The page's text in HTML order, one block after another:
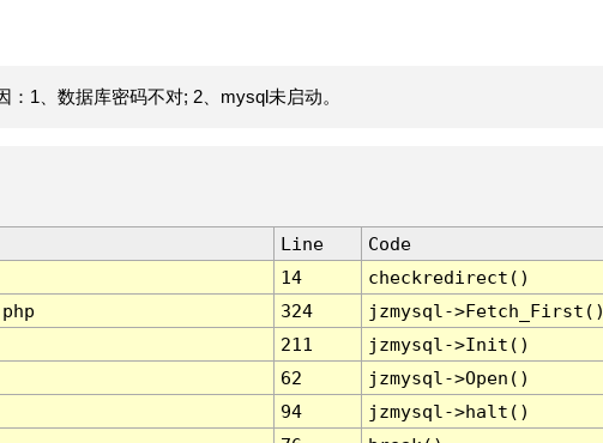
1、数据库密码不对; 2、mysql未启动。
Line
Code
14
checkredirect()
324
jzmysql-
211
jzmysql->Init()
62
jzmysql->Open()
94
jzmysql->halt()